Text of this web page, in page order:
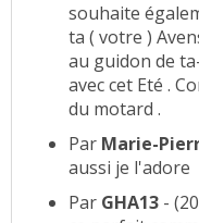
souhaite
ta ( votre )
au guidon de
avec cet Eté .
du motard .
Par Marie-
aussi je l'adore
Par GHA13 -